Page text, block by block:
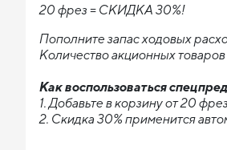
20 фрез = СКИДКА 30%!
Пополните запас ходовых
Количество акционных
Как воспользоваться
1. Добавьте в корзину от 20
2. Скидка 30% применится